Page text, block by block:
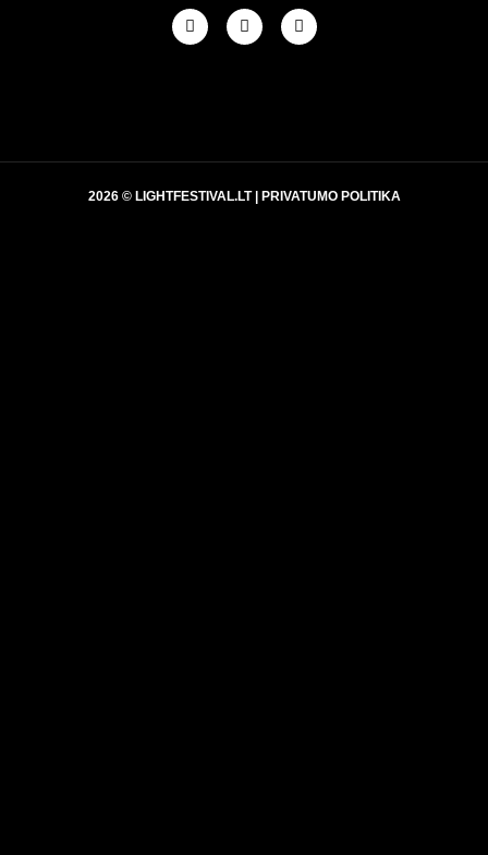
2026 © LIGHTFESTIVAL.LT | PRIVATUMO POLITIKA